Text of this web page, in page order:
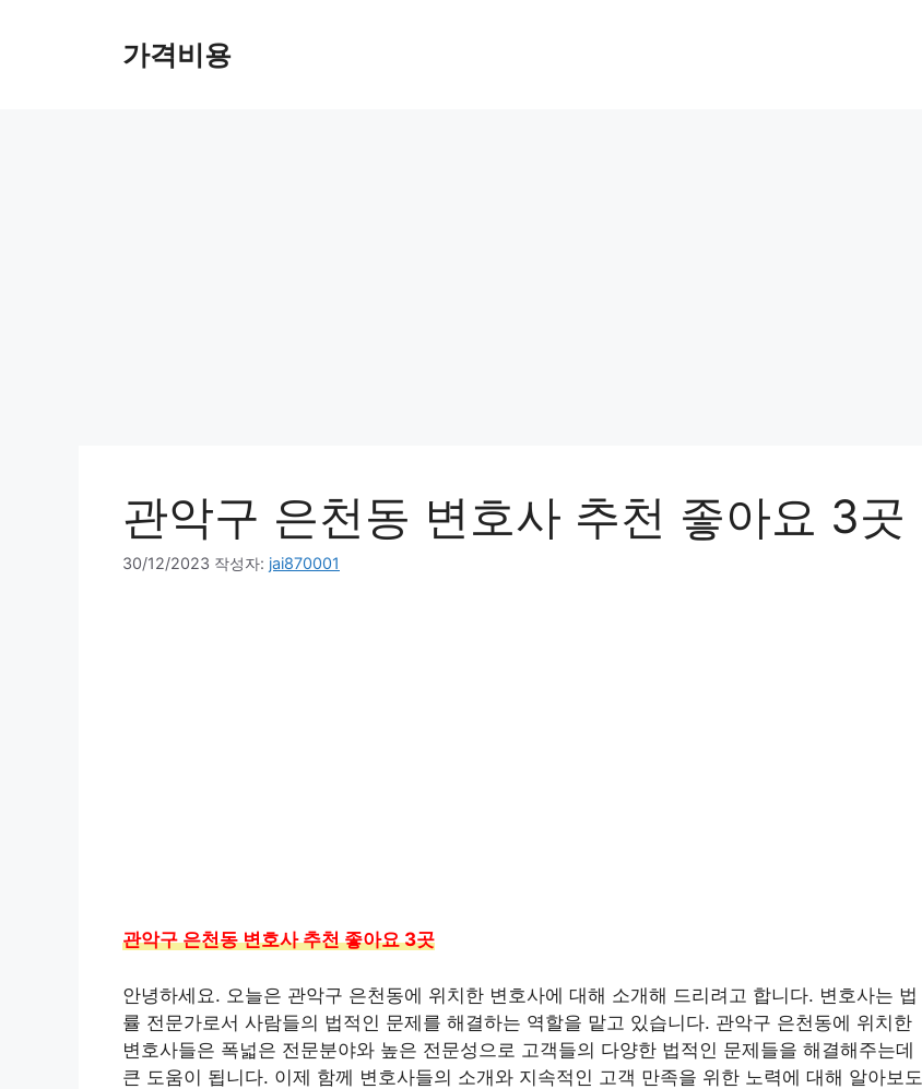
가격비용
관악구 은천동 변호사 추천 좋아요 3곳
30/12/2023 작성자: jai870001
관악구 은천동 변호사 추천 좋아요 3곳
안녕하세요. 오늘은 관악구 은천동에 위치한 변호사에 대해 소개해 드리려고 합니다. 변호사는 법
률 전문가로서 사람들의 법적인 문제를 해결하는 역할을 맡고 있습니다. 관악구 은천동에 위치한
변호사들은 폭넓은 전문분야와 높은 전문성으로 고객들의 다양한 법적인 문제들을 해결해주는데
큰 도움이 됩니다. 이제 함께 변호사들의 소개와 지속적인 고객 만족을 위한 노력에 대해 알아보도